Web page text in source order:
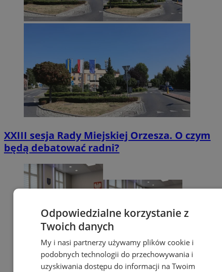
XXIII sesja Rady Miejskiej Orzesza. O czym
będą debatować radni?
Odpowiedzialne korzystanie z
Twoich danych
My i nasi partnerzy używamy plików cookie i
podobnych technologii do przechowywania i
uzyskiwania dostępu do informacji na Twoim